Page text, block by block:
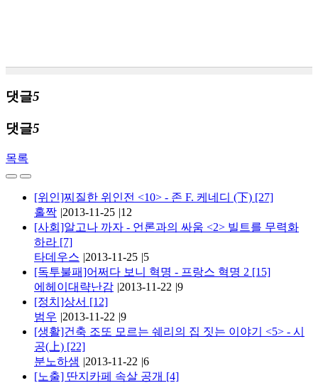
댓글5
댓글5
목록
[위인]찌질한 위인전 <10> - 존 F. 케네디 (下) [27]
홀짝 |2013-11-25 |12
[사회]알고나 까자 - 언론과의 싸움 <2> 빌트를 무력화
하라 [7]
타데우스 |2013-11-25 |5
[독투불패]어쩌다 보니 혁명 - 프랑스 혁명 2 [15]
에헤이대략난감 |2013-11-22 |9
[정치]상서 [12]
범우 |2013-11-22 |9
[생활]건축 조또 모르는 쉐리의 집 짓는 이야기 <5> - 시
공(上) [22]
분노하샘 |2013-11-22 |6
[노출] 딴지카페 속살 공개 [4]